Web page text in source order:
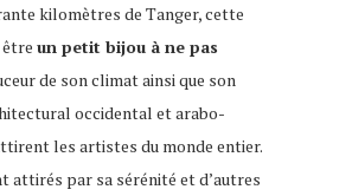
kilomètres de Tanger, cette
un petit bijou à ne pas
de son climat ainsi que son
occidental et arabo-
les artistes du monde entier.
attirés par sa sérénité et d’autres